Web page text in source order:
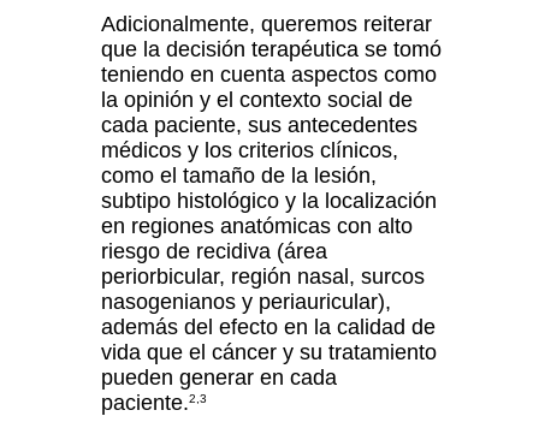
Adicionalmente, queremos reiterar
que la decisión terapéutica se tomó
teniendo en cuenta aspectos como
la opinión y el contexto social de
cada paciente, sus antecedentes
médicos y los criterios clínicos,
como el tamaño de la lesión,
subtipo histológico y la localización
en regiones anatómicas con alto
riesgo de recidiva (área
periorbicular, región nasal, surcos
nasogenianos y periauricular),
además del efecto en la calidad de
vida que el cáncer y su tratamiento
pueden generar en cada
paciente.2,3